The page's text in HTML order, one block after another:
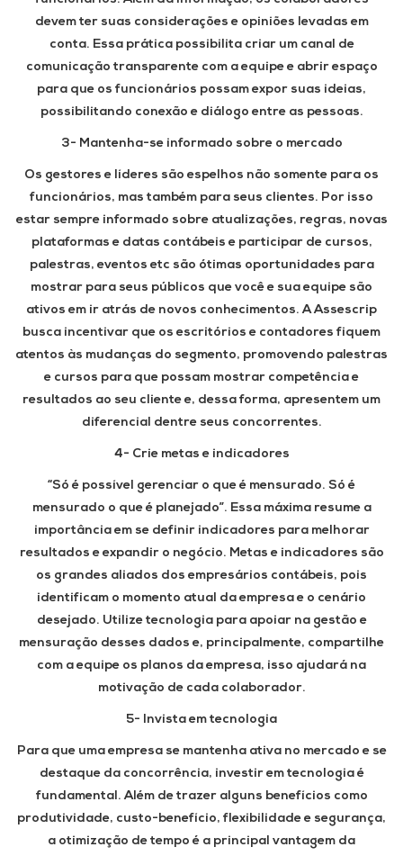
devem ter suas considerações e opiniões levadas em
conta. Essa prática possibilita criar um canal de
comunicação transparente com a equipe e abrir espaço
para que os funcionários possam expor suas ideias,
possibilitando conexão e diálogo entre as pessoas.
3- Mantenha-se informado sobre o mercado
Os gestores e líderes são espelhos não somente para os
funcionários, mas também para seus clientes. Por isso
estar sempre informado sobre atualizações, regras, novas
plataformas e datas contábeis e participar de cursos,
palestras, eventos etc são ótimas oportunidades para
mostrar para seus públicos que você e sua equipe são
ativos em ir atrás de novos conhecimentos. A Assescrip
busca incentivar que os escritórios e contadores fiquem
atentos às mudanças do segmento, promovendo palestras
e cursos para que possam mostrar competência e
resultados ao seu cliente e, dessa forma, apresentem um
diferencial dentre seus concorrentes.
4- Crie metas e indicadores
“Só é possível gerenciar o que é mensurado. Só é
mensurado o que é planejado”. Essa máxima resume a
importância em se definir indicadores para melhorar
resultados e expandir o negócio. Metas e indicadores são
os grandes aliados dos empresários contábeis, pois
identificam o momento atual da empresa e o cenário
desejado. Utilize tecnologia para apoiar na gestão e
mensuração desses dados e, principalmente, compartilhe
com a equipe os planos da empresa, isso ajudará na
motivação de cada colaborador.
5- Invista em tecnologia
Para que uma empresa se mantenha ativa no mercado e se
destaque da concorrência, investir em tecnologia é
fundamental. Além de trazer alguns benefícios como
produtividade, custo-benefício, flexibilidade e segurança,
a otimização de tempo é a principal vantagem da